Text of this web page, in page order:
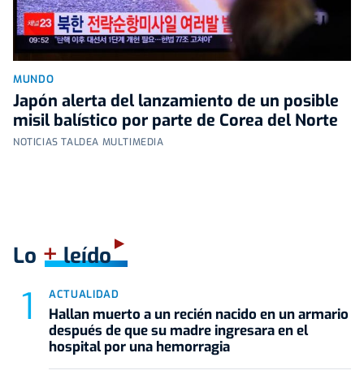
MUNDO
Japón alerta del lanzamiento de un posible
misil balístico por parte de Corea del Norte
NOTICIAS TALDEA MULTIMEDIA
Lo +leído
ACTUALIDAD
Hallan muerto a un recién nacido en un armario
después de que su madre ingresara en el
hospital por una hemorragia